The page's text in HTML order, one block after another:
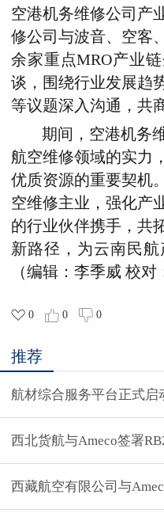
空港机务维修公司产
修公司与波音、空客
余家重点MRO产业
谈，围绕行业发展趋
等议题深入沟通，共
期间 ，空港机务
航空维修领域的实力
优质资源的重要契机
空维修主业，强化产
的行业伙伴携手，共
新路径，为云南民航
（编辑：李季威 校对
0 0 0
推荐
航材综合服务平台正式
西北货航与Ameco签署
西藏航空有限公司与